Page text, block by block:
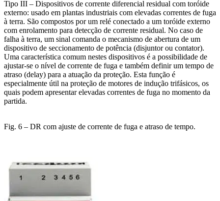
Tipo III – Dispositivos de corrente diferencial residual com toróide
externo: usado em plantas industriais com elevadas correntes de fuga
à terra. São compostos por um relé conectado a um toróide externo
com enrolamento para detecção de corrente residual. No caso de
falha à terra, um sinal comanda o mecanismo de abertura de um
dispositivo de seccionamento de potência (disjuntor ou contator).
Uma característica comum nestes dispositivos é a possibilidade de
ajustar-se o nível de corrente de fuga e também definir um tempo de
atraso (delay) para a atuação da proteção. Esta função é
especialmente útil na proteção de motores de indução trifásicos, os
quais podem apresentar elevadas correntes de fuga no momento da
partida.
Fig. 6 – DR com ajuste de corrente de fuga e atraso de tempo.